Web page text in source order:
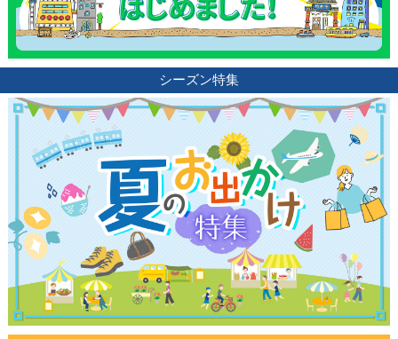
シーズン特集
観光ガイド
ランキング
ブログ記事
サイトについて